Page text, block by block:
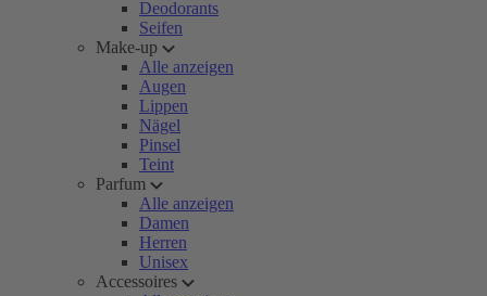
Deodorants
Seifen
Make-up
Alle anzeigen
Augen
Lippen
Nägel
Pinsel
Teint
Parfum
Alle anzeigen
Damen
Herren
Unisex
Accessoires